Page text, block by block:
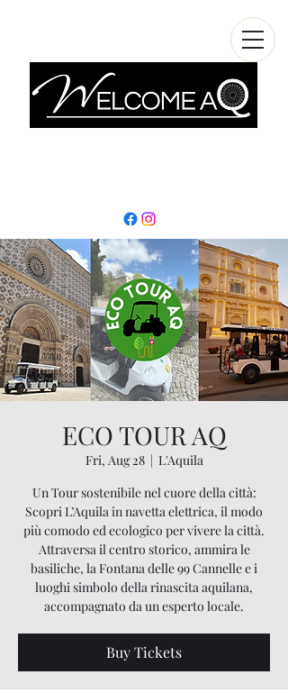
ECO TOUR AQ
Fri, Aug 28
  |
L'Aquila
Un Tour sostenibile nel cuore della città:
Scopri L’Aquila in navetta elettrica, il modo
più comodo ed ecologico per vivere la città.
Attraversa il centro storico, ammira le
basiliche, la Fontana delle 99 Cannelle e i
luoghi simbolo della rinascita aquilana,
accompagnato da un esperto locale.
Buy Tickets